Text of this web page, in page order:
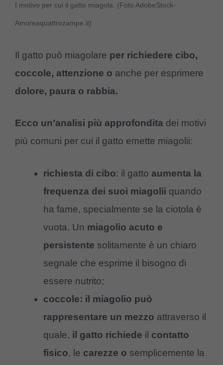
I motivo per cui il gatto miagola. (Foto AdobeStock-
Amoreaquattrozampe.it)
Il gatto può miagolare per richiedere cibo,
coccole, attenzione o anche per esprimere
dolore, paura o rabbia.
Ecco un’analisi più approfondita dei motivi
più comuni per cui il gatto emette miagolii:
richiesta di cibo: il gatto aumenta la
frequenza dei suoi miagolii quando
ha fame, specialmente se la ciotola è
vuota. Un miagolio acuto e
persistente solitamente è un chiaro
segnale che esprime il bisogno di
essere nutrito;
coccole: il miagolio può
rappresentare un mezzo attraverso il
quale, il gatto richiede il contatto
fisico, le carezze o semplicemente la